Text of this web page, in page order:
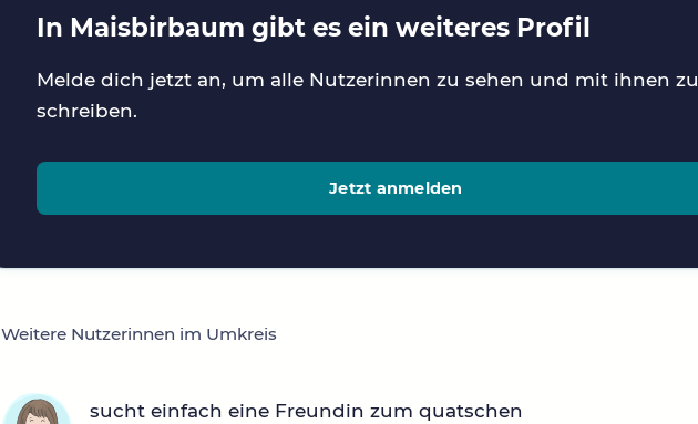
In Maisbirbaum gibt es ein weiteres Profil
Melde dich jetzt an, um alle Nutzerinnen zu sehen und mit ihnen zu
schreiben.
Jetzt anmelden
Weitere Nutzerinnen im Umkreis
sucht einfach eine Freundin zum quatschen